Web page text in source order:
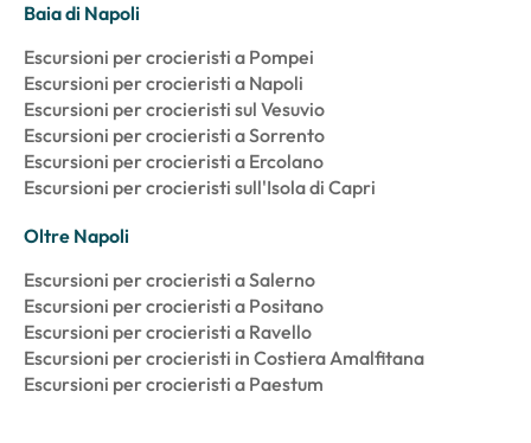
Baia di Napoli
Escursioni per crocieristi a Pompei
Escursioni per crocieristi a Napoli
Escursioni per crocieristi sul Vesuvio
Escursioni per crocieristi a Sorrento
Escursioni per crocieristi a Ercolano
Escursioni per crocieristi sull'Isola di Capri
Oltre Napoli
Escursioni per crocieristi a Salerno
Escursioni per crocieristi a Positano
Escursioni per crocieristi a Ravello
Escursioni per crocieristi in Costiera Amalfitana
Escursioni per crocieristi a Paestum